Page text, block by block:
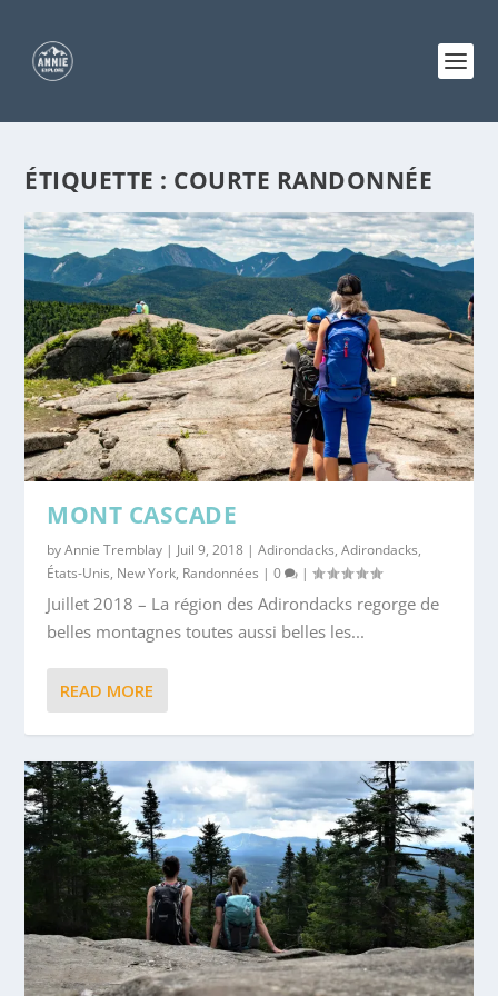
ÉTIQUETTE : COURTE RANDONNÉE
MONT CASCADE
byAnnie Tremblay | Juil 9, 2018 |Adirondacks,Adirondacks,
États-Unis, New York, Randonnées |0 |
Juillet 2018 – La région des Adirondacks regorge de
belles montagnes toutes aussi belles les...
READ MORE